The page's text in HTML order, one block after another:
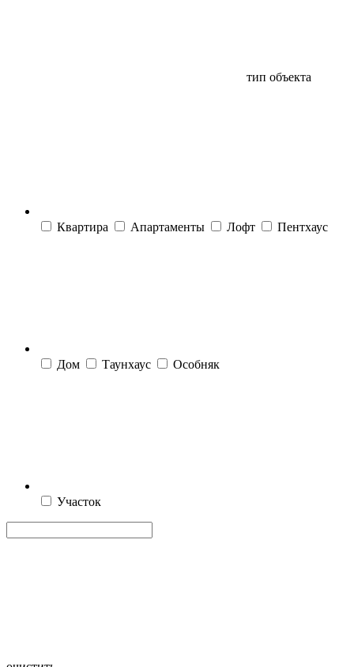
тип объекта
Квартира Апартаменты Лофт Пентхаус
Дом Таунхаус Особняк
Участок